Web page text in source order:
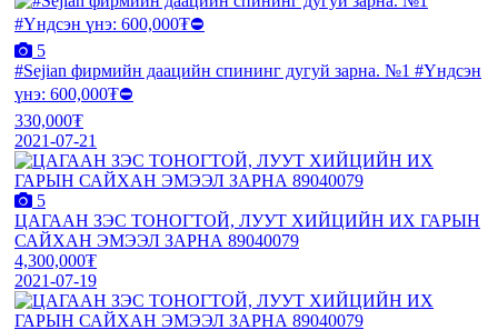
5
#Sejian фирмийн даацийн спининг дугуй зарна. №1 #Үндсэн
үнэ: 600,000₮⛔️
330,000₮
2021-07-21
5
ЦАГААН ЗЭС ТОНОГТОЙ, ЛУУТ ХИЙЦИЙН ИХ ГАРЫН
САЙХАН ЭМЭЭЛ ЗАРНА 89040079
4,300,000₮
2021-07-19